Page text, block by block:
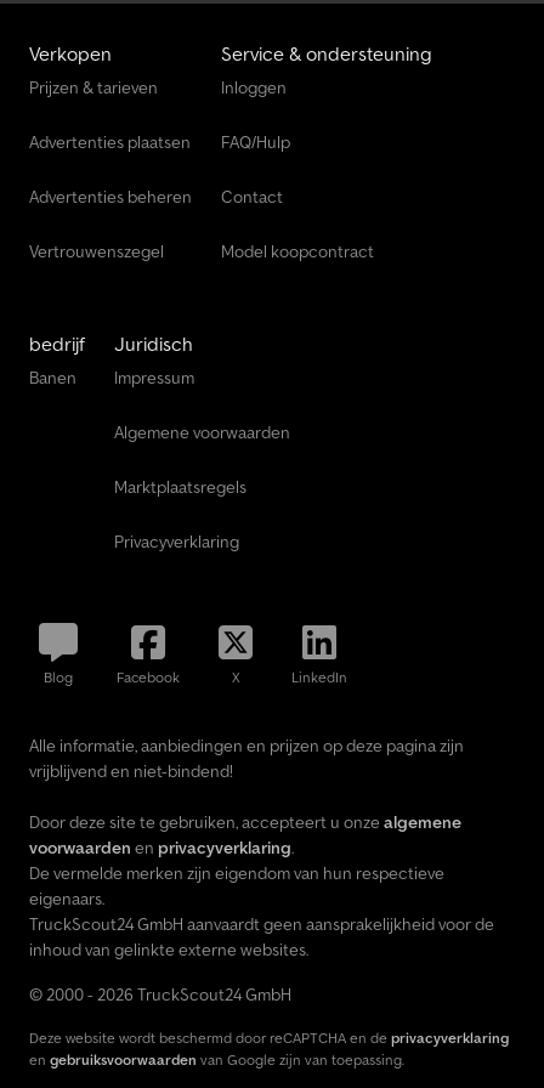
de momenteel geïnstalleerde zijn. Indien de klant nieuwe accu's
wenst, verstrekken wij graag prijsinformatie.
Verkopen
Prijzen & tarieven
Advertenties plaatsen
Advertenties beheren
Vertrouwenszegel
Service & ondersteuning
Inloggen
FAQ/Hulp
Contact
Model koopcontract
bedrijf
Banen
Juridisch
Impressum
Algemene voorwaarden
Marktplaatsregels
Privacyverklaring
Blog Facebook X LinkedIn
Alle informatie, aanbiedingen en prijzen op deze pagina zijn
vrijblijvend en niet-bindend!
Door deze site te gebruiken, accepteert u onze algemene
voorwaarden en privacyverklaring.
De vermelde merken zijn eigendom van hun respectieve
eigenaars.
TruckScout24 GmbH aanvaardt geen aansprakelijkheid voor de
inhoud van gelinkte externe websites.
© 2000 - 2026 TruckScout24 GmbH
Deze website wordt beschermd door reCAPTCHA en de privacyverklaring
en gebruiksvoorwaarden van Google zijn van toepassing.